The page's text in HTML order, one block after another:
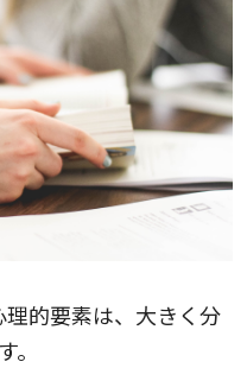
的要素は、大きく分